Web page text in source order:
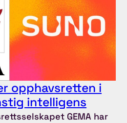
opphavsretten i
intelligens
GEMA har